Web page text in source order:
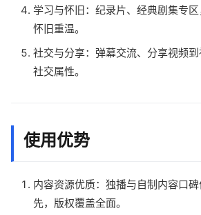
学习与怀旧：纪录片、经典剧集专
怀旧重温。
社交与分享：弹幕交流、分享视频
社交属性。
使用优势
内容资源优质：独播与自制内容口
先，版权覆盖全面。